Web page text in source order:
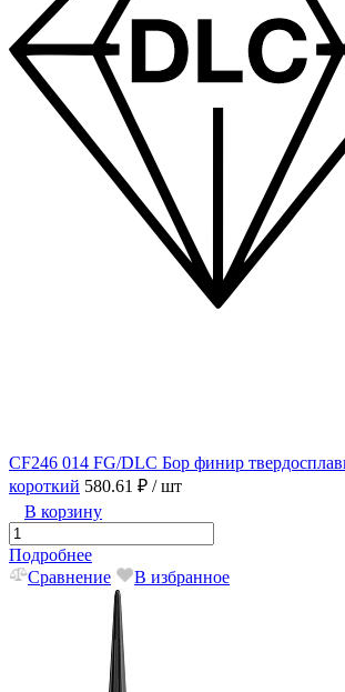
CF246 014 FG/DLC Бор финир
короткий 580.61 ₽ / шт
В корзину
Подробнее
Сравнение
В избранное